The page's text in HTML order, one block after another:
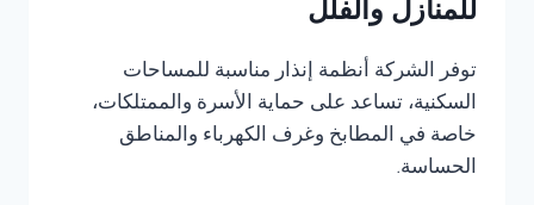
للمنازل والفلل
توفر الشركة أنظمة إنذار مناسبة للمساحات
السكنية، تساعد على حماية الأسرة والممتلكات،
خاصة في المطابخ وغرف الكهرباء والمناطق
الحساسة.